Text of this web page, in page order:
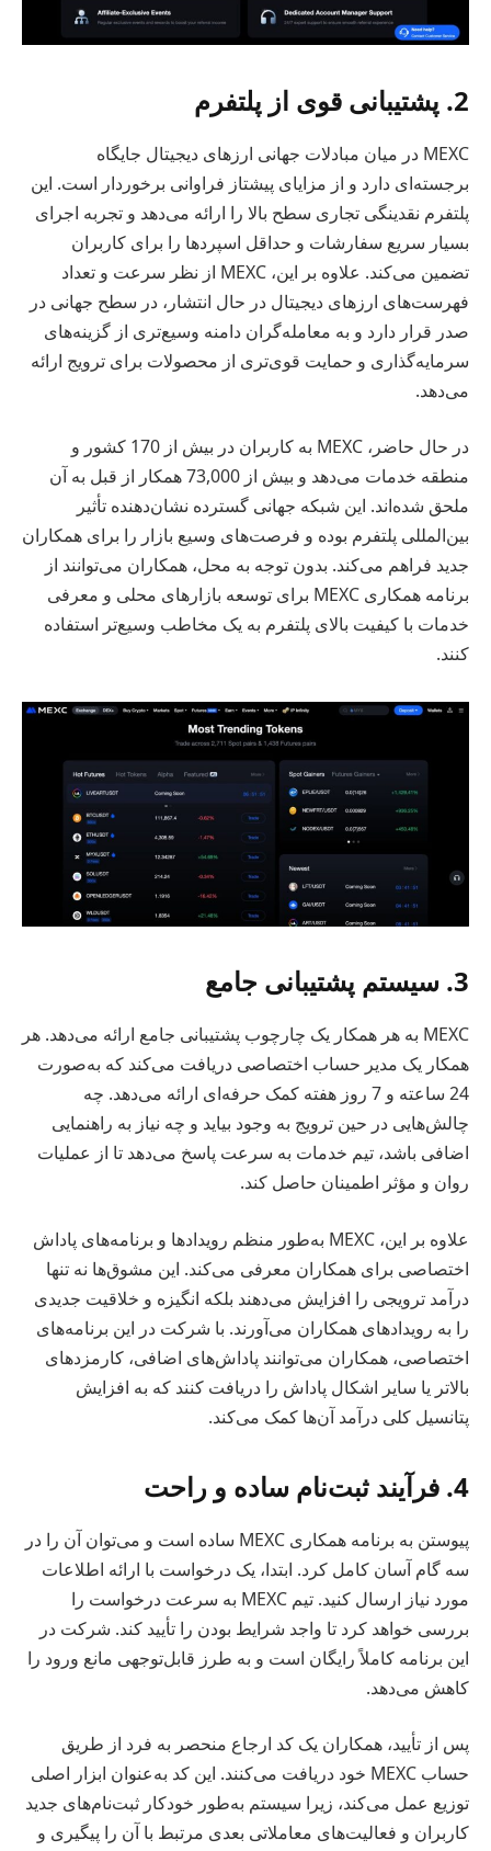
2. پشتیبانی قوی از پلتفرم
MEXC در میان مبادلات جهانی ارزهای دیجیتال جایگاه
برجسته‌ای دارد و از مزایای پیشتاز فراوانی برخوردار است. این
پلتفرم نقدینگی تجاری سطح بالا را ارائه می‌دهد و تجربه اجرای
بسیار سریع سفارشات و حداقل اسپردها را برای کاربران
تضمین می‌کند. علاوه بر این، MEXC از نظر سرعت و تعداد
فهرست‌های ارزهای دیجیتال در حال انتشار، در سطح جهانی در
صدر قرار دارد و به معامله‌گران دامنه وسیع‌تری از گزینه‌های
سرمایه‌گذاری و حمایت قوی‌تری از محصولات برای ترویج ارائه
می‌دهد.
در حال حاضر، MEXC به کاربران در بیش از 170 کشور و
منطقه خدمات می‌دهد و بیش از 73,000 همکار از قبل به آن
ملحق شده‌اند. این شبکه جهانی گسترده نشان‌دهنده تأثیر
بین‌المللی پلتفرم بوده و فرصت‌های وسیع بازار را برای همکاران
جدید فراهم می‌کند. بدون توجه به محل، همکاران می‌توانند از
برنامه همکاری MEXC برای توسعه بازارهای محلی و معرفی
خدمات با کیفیت بالای پلتفرم به یک مخاطب وسیع‌تر استفاده
کنند.
3. سیستم پشتیبانی جامع
MEXC به هر همکار یک چارچوب پشتیبانی جامع ارائه می‌دهد. هر
همکار یک مدیر حساب اختصاصی دریافت می‌کند که به‌صورت
24 ساعته و 7 روز هفته کمک حرفه‌ای ارائه می‌دهد. چه
چالش‌هایی در حین ترویج به وجود بیاید و چه نیاز به راهنمایی
اضافی باشد، تیم خدمات به سرعت پاسخ می‌دهد تا از عملیات
روان و مؤثر اطمینان حاصل کند.
علاوه بر این، MEXC به‌طور منظم رویدادها و برنامه‌های پاداش
اختصاصی برای همکاران معرفی می‌کند. این مشوق‌ها نه تنها
درآمد ترویجی را افزایش می‌دهند بلکه انگیزه و خلاقیت جدیدی
را به رویدادهای همکاران می‌آورند. با شرکت در این برنامه‌های
اختصاصی، همکاران می‌توانند پاداش‌های اضافی، کارمزدهای
بالاتر یا سایر اشکال پاداش را دریافت کنند که به افزایش
پتانسیل کلی درآمد آن‌ها کمک می‌کند.
4. فرآیند ثبت‌نام ساده و راحت
پیوستن به برنامه همکاری MEXC ساده است و می‌توان آن را در
سه گام آسان کامل کرد. ابتدا، یک درخواست با ارائه اطلاعات
مورد نیاز ارسال کنید. تیم MEXC به سرعت درخواست را
بررسی خواهد کرد تا واجد شرایط بودن را تأیید کند. شرکت در
این برنامه کاملاً رایگان است و به طرز قابل‌توجهی مانع ورود را
کاهش می‌دهد.
پس از تأیید، همکاران یک کد ارجاع منحصر به فرد از طریق
حساب MEXC خود دریافت می‌کنند. این کد به‌عنوان ابزار اصلی
توزیع عمل می‌کند، زیرا سیستم به‌طور خودکار ثبت‌نام‌های جدید
کاربران و فعالیت‌های معاملاتی بعدی مرتبط با آن را پیگیری و